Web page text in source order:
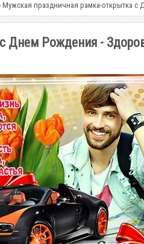
Мужская праздничная рамка-открытка
Днем Рождения -